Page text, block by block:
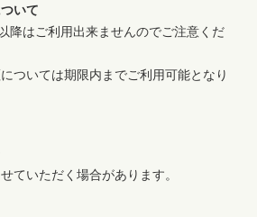
いて
降はご利用出来ませんのでご注意くだ
ついては期限内までご利用可能となり
ていただく場合があります。